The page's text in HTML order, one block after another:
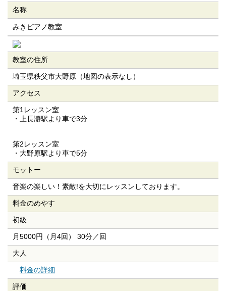
名称
みきピアノ教室
教室の住所
埼玉県秩父市大野原（地図の表示なし）
アクセス
第1レッスン室
・上長瀞駅より車で3分
第2レッスン室
・大野原駅より車で5分
モットー
音楽の楽しい！素敵!を大切にレッスンしております。
料金のめやす
初級
月5000円（月4回） 30分／回
大人
料金の詳細
評価